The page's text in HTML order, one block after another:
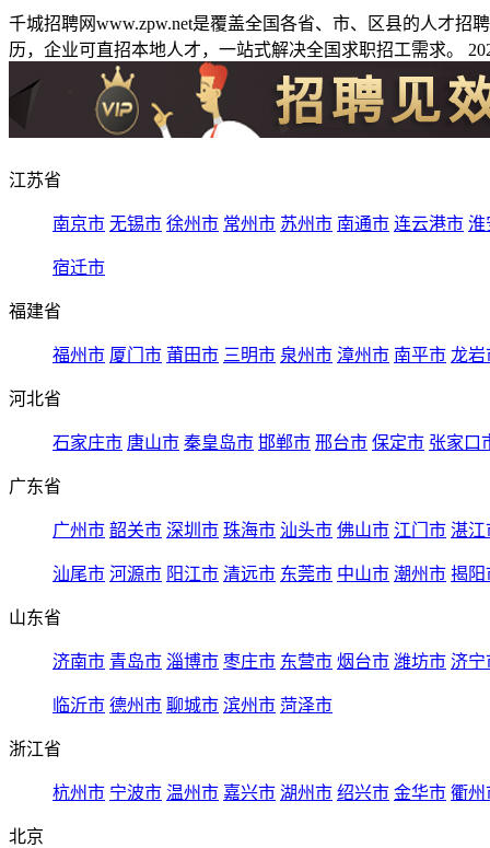
千城招聘网www.zpw.net是覆盖全国各省、市、区县的人才
历，企业可直招本地人才，一站式解决全国求职招工需求。
江苏省
南京市 无锡市 徐州市 常州市 苏州市 南通市 连云港市 淮
宿迁市
福建省
福州市 厦门市 莆田市 三明市 泉州市 漳州市 南平市 龙岩
河北省
石家庄市 唐山市 秦皇岛市 邯郸市 邢台市 保定市 张家口
广东省
广州市 韶关市 深圳市 珠海市 汕头市 佛山市 江门市 湛江
汕尾市 河源市 阳江市 清远市 东莞市 中山市 潮州市 揭阳
山东省
济南市 青岛市 淄博市 枣庄市 东营市 烟台市 潍坊市 济宁
临沂市 德州市 聊城市 滨州市 菏泽市
浙江省
杭州市 宁波市 温州市 嘉兴市 湖州市 绍兴市 金华市 衢州
北京